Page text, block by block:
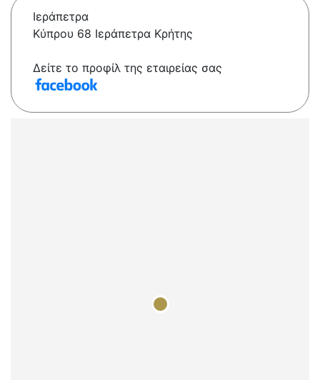
Ιεράπετρα
Κύπρου 68 Ιεράπετρα Κρήτης
Δείτε το προφίλ της εταιρείας σας